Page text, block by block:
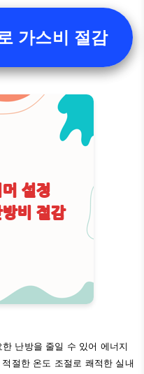
가스비 절감
난방을 줄일 수 있어 에너지
절한 온도 조절로 쾌적한 실내